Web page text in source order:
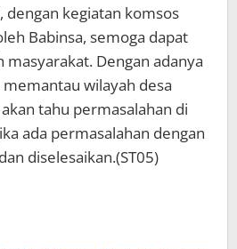
dengan kegiatan komsos
Babinsa, semoga dapat
Dengan adanya
memantau wilayah desa
tahu permasalahan di
ada permasalahan dengan
diselesaikan.(ST05)